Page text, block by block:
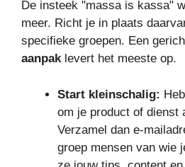
De insteek "massa is kassa"
meer. Richt je in plaats
specifieke groepen. Een
aanpaklevert het meeste op.
Start kleinschalig:
om je product of dienst
Verzamel dan e-
groep mensen van wie